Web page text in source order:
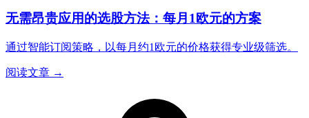
无需昂贵应用的选股方法：每月1欧元的方案
通过智能订阅策略，以每月约1欧元的价格获得专业级筛选。
阅读文章 →